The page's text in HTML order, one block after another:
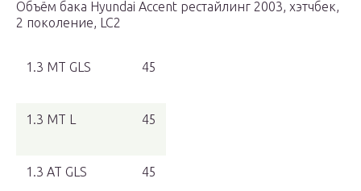
Объём бака Hyundai Accent рестайлинг 2003, хэтчбек,
2 поколение, LC2
1.3 MT GLS 45
1.3 MT L 45
1.3 AT GLS 45